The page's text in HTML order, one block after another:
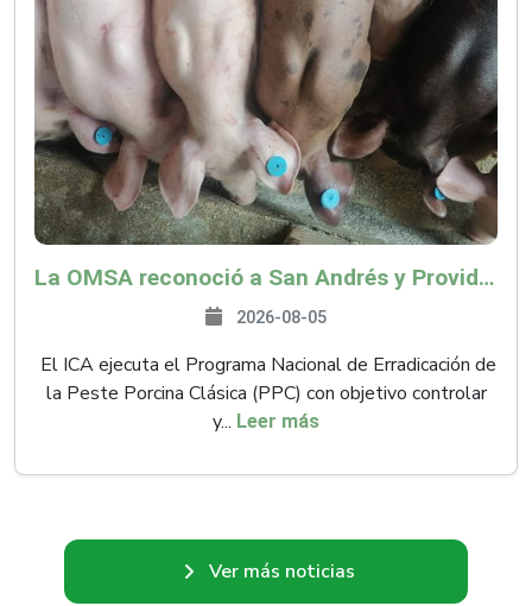
La OMSA reconoció a San Andrés y Providencia como zona libre de Peste Porcina Clásica (PPC)
2026-08-05
El ICA ejecuta el Programa Nacional de Erradicación de
la Peste Porcina Clásica (PPC) con objetivo controlar
y... Leer más
Ver más noticias